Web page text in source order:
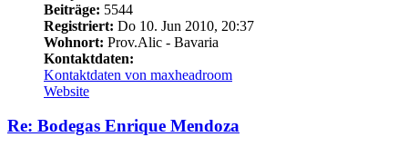
Beiträge: 5544
Registriert: Do 10. Jun 2010, 20:37
Wohnort: Prov.Alic - Bavaria
Kontaktdaten:
Kontaktdaten von maxheadroom
Website
Re: Bodegas Enrique Mendoza